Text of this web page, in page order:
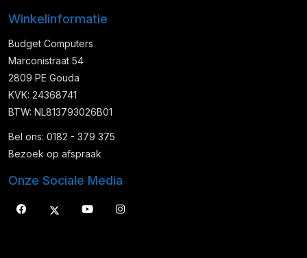
Winkelinformatie
Budget Computers
Marconistraat 54
2809 PE Gouda
KVK: 24368741
BTW: NL813793026B01
Bel ons: 0182 - 379 375
Bezoek op afspraak
Onze Sociale Media